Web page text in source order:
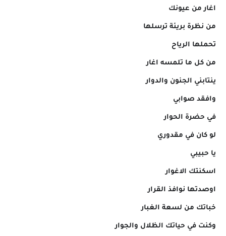
اغار من عيونك
من نظرة بريئة ترسلها
تحملها الرياح
من كل ما تلمسه اغار
ينتابني الجنون والدوار
وافقد صوابي
في حضرة الحوار
لو كان في مقدوري
يا حبيبي
اسكنتك الاغوار
اوصدتها نوافذ القرار
خباتك من لسعة الغبار
وكنت في حياتك الظلال والجوار